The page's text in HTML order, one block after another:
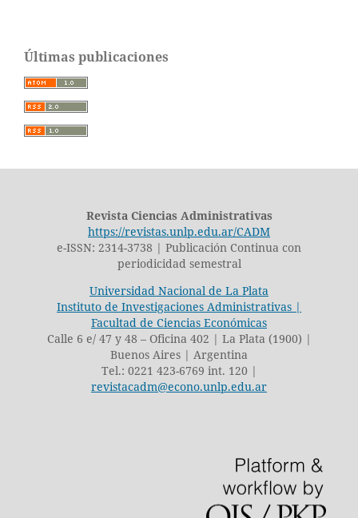
Últimas publicaciones
Revista Ciencias Administrativas
https://revistas.unlp.edu.ar/CADM
e-ISSN: 2314-3738 | Publicación Continua con
periodicidad semestral
Universidad Nacional de La Plata
Instituto de Investigaciones Administrativas |
Facultad de Ciencias Económicas
Calle 6 e/ 47 y 48 – Oficina 402 | La Plata (1900) |
Buenos Aires | Argentina
Tel.: 0221 423-6769 int. 120 |
revistacadm@econo.unlp.edu.ar